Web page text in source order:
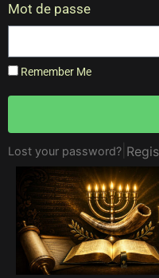
Mot de passe
Remember Me
Lost your password?